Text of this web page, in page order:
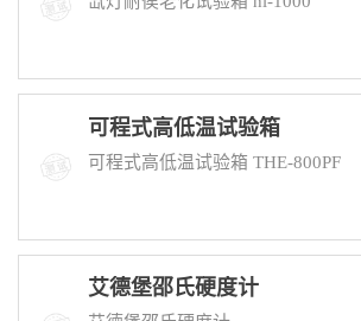
可程式高低温试验箱
可程式高低温试验箱 THE-800PF
艾德堡邵氏硬度计